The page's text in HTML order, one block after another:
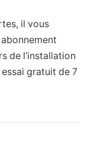
il vous
de l’installation
essai gratuit de 7